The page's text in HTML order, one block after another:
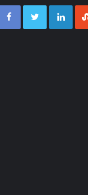
Facebook Twitter LinkedIn